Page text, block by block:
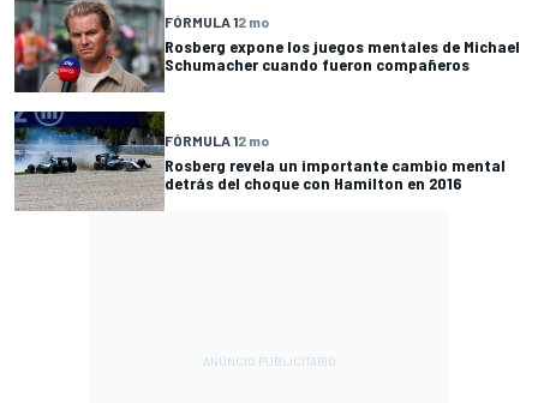
FÓRMULA 12 mo
Rosberg expone los juegos mentales de Michael
Schumacher cuando fueron compañeros
FÓRMULA 12 mo
Rosberg revela un importante cambio mental
detrás del choque con Hamilton en 2016